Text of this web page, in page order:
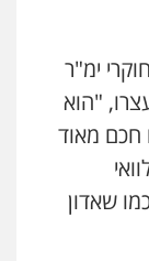
חמורהימ"ר
"הוא
חכם מאוד
שאדון